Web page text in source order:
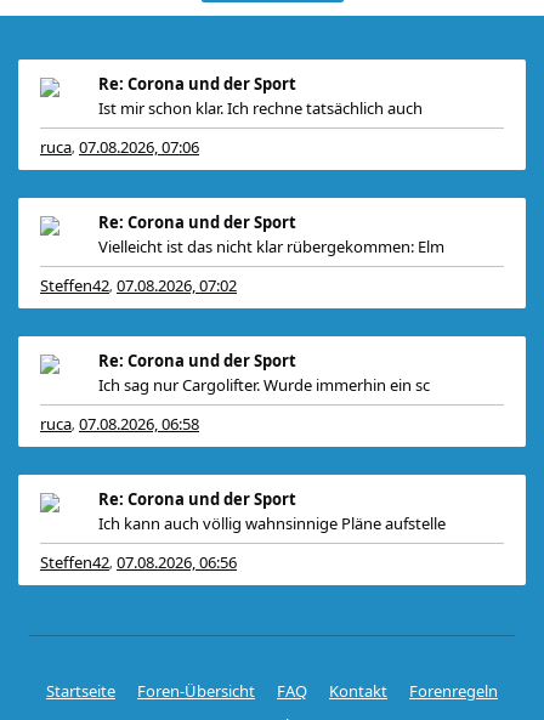
Re: Corona und der Sport
Ist mir schon klar. Ich rechne tatsächlich auch
ruca, 07.08.2026, 07:06
Re: Corona und der Sport
Vielleicht ist das nicht klar rübergekommen: Elm
Steffen42, 07.08.2026, 07:02
Re: Corona und der Sport
Ich sag nur Cargolifter. Wurde immerhin ein sc
ruca, 07.08.2026, 06:58
Re: Corona und der Sport
Ich kann auch völlig wahnsinnige Pläne aufstelle
Steffen42, 07.08.2026, 06:56
Startseite Foren-Übersicht FAQ Kontakt
Forenregeln